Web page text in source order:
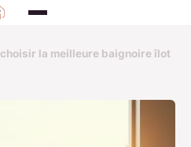
choisir la meilleure baignoire îlot